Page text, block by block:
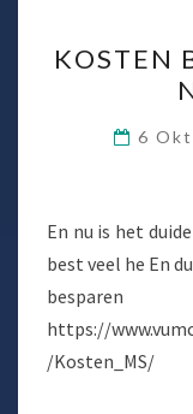
KOSTEN
6
En nu is het
best veel he En
https://
/Kosten_MS/